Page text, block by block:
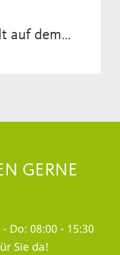
auf dem…
GERNE
Do: 08:00 - 15:30
Sie da!